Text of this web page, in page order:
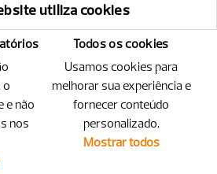
utiliza cookies
o
e não
nos
Todos os cookies
Usamos cookies para
melhorar sua experiência e
fornecer conteúdo
personalizado.
Mostrar todos